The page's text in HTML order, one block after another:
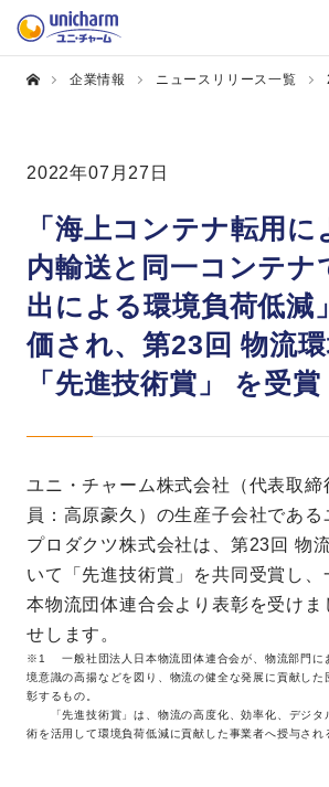
企業情報 ニュースリリース一覧
2022年07月27日
「海上コンテナ転用に
内輸送と同一コンテナ
出による環境負荷低減
価され、第23回 物流
「先進技術賞」 を受賞
ユニ・チャーム株式会社（代表取締
員：高原豪久）の生産子会社である
プロダクツ株式会社は、第23回 物
いて「先進技術賞」を共同受賞し、
本物流団体連合会より表彰を受けま
せします。
※1 一般社団法人日本物流団体連合会が、物流部門に
境意識の高揚などを図り、物流の健全な発展に貢献し
彰するもの。
「先進技術賞」は、物流の高度化、効率化、デジタ
術を活用して環境負荷低減に貢献した事業者へ授与され